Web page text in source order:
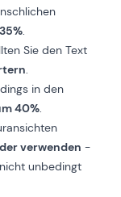
.
Sie den Text
.
in den
40%.
verwenden -
unbedingt